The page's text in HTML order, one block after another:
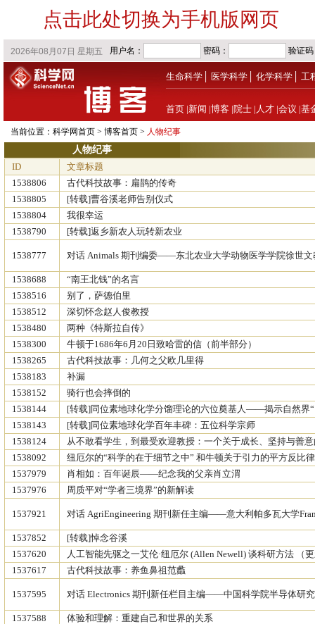
点击此处切换为手机版网页
生命科学 医学科学 化学科学 工
首页 |新闻 |博客 |院士 | 人才 |会议 |基
当前位置： 科学网首页 > 博客首页 > 人物纪事
人物纪事
ID
文章标题
1538806
古代科技故事：扁鹊的传奇
1538805
[转载]曹谷溪老师告别仪式
1538804
我很幸运
1538790
[转载]返乡新农人玩转新农业
1538777 对话 Animals 期刊编委——东北农业大学动物医学学院徐世文
1538688
“南王北钱”的名言
1538516
别了，萨德伯里
1538512
深切怀念赵人俊教授
1538480
两种《特斯拉自传》
1538300
牛顿于1686年6月20日致哈雷的信（前半部分）
1538265
古代科技故事：几何之父欧几里得
1538183
补漏
1538152
骑行也会摔倒的
1538144
[转载]同位素地球化学分馏理论的六位奠基人——揭示自然界
1538143
[转载]同位素地球化学百年丰碑：五位科学宗师
1538124
从不敢看学生，到最受欢迎教授：一个关于成长、坚持与善
1538092
纽厄尔的“科学的在于细节之中” 和牛顿关于引力的平方反比
1537979
肖相如：百年诞辰——纪念我的父亲肖立渭
1537976
周质平对“学者三境界”的新解读
1537921 对话 AgriEngineering 期刊新任主编——意大利帕多瓦大学
1537852
[转载]悼念谷溪
1537620
人工智能先驱之一艾伦·纽厄尔 (Allen Newell) 谈科研方法 （
1537617
古代科技故事：养鱼鼻祖范蠡
1537595 对话 Electronics 期刊新任栏目主编——中国科学院半导体研
1537588
体验和理解：重建自己和世界的关系